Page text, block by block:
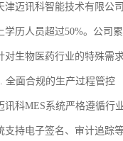
津迈讯科智能技术有限公
上学历人员超过50%。公司
对生物医药行业的特殊需
全面合规的生产过程管控
讯科MES系统严格遵循行
支持电子签名、审计追踪